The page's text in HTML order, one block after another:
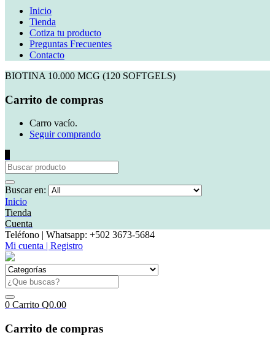
Inicio
Tienda
Cotiza tu producto
Preguntas Frecuentes
Contacto
BIOTINA 10.000 MCG (120 SOFTGELS)
Carrito de compras
Carro vacío.
Seguir comprando
Buscar en:
Inicio
Tienda
Cuenta
Teléfono | Whatsapp: +502 3673-5684
Mi cuenta | Registro
0 Carrito Q0.00
Carrito de compras